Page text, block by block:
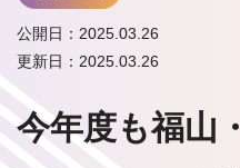
公開日：2025.03.26
更新日：2025.03.26
今年度も福山